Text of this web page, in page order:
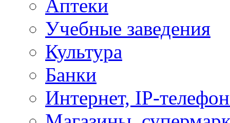
Аптеки
Учебные заведения
Культура
Банки
Интернет, IP-